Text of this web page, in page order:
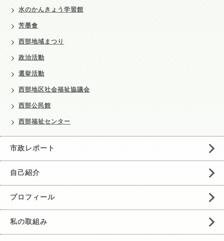
水のかんきょう学習館
芳墨會
西部地域まつり
政治活動
選挙活動
西部地区社会福祉協議会
西部公民館
西部福祉センター
市政レポート
自己紹介
プロフィール
私の取組み